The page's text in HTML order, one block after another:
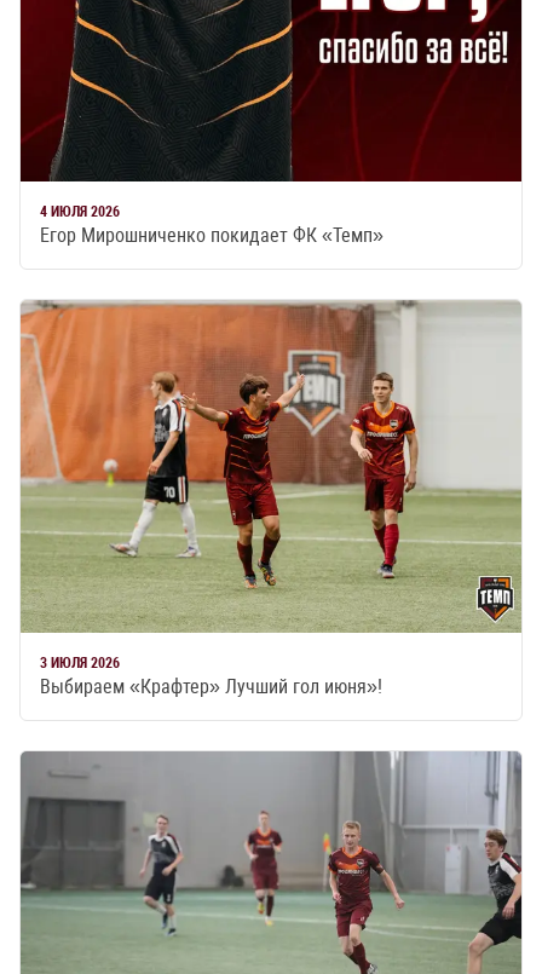
4 ИЮЛЯ 2026
Егор Мирошниченко покидает ФК «Темп»
3 ИЮЛЯ 2026
Выбираем «Крафтер» Лучший гол июня»!